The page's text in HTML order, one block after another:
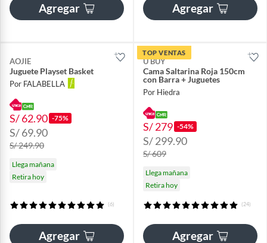
Agregar Agregar
AOJIE
Juguete Playset Basket
Por FALABELLA
S/ 62.90 -75%
S/ 69.90
S/ 249.90
Llega mañana
Retira hoy
(6)
Agregar
TOP VENTAS
U BUY
Cama Saltarina Roja 150cm
con Barra + Juguetes
Por Hiedra
S/ 279 -54%
S/ 299.90
S/ 609
Llega mañana
Retira hoy
(24)
Agregar